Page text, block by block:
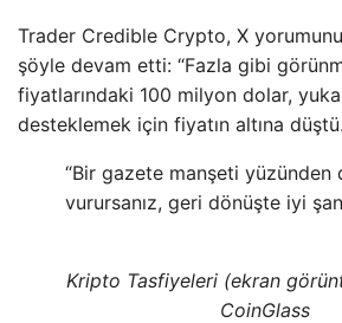
Trader Credible Crypto, X
şöyle devam etti: “Fazla gibi
fiyatlarındaki 100 milyon dolar,
desteklemek için fiyatın altına
“Bir gazete manşeti yüzünden
vurursanız, geri dönüşte iyi
Kripto Tasfiyeleri (ekran
CoinGlass